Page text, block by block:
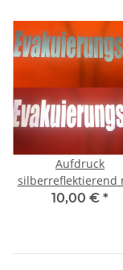
Aufdruck
silberreflektierend
280x180 mm
10,00 € *